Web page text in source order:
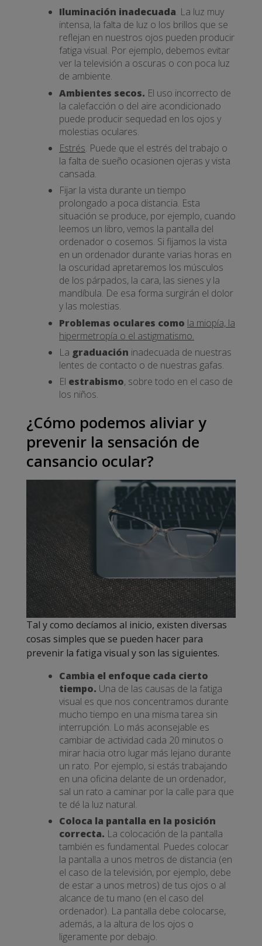
Iluminación inadecuada. La luz muy
intensa, la falta de luz o los brillos que se
reflejan en nuestros ojos pueden producir
fatiga visual. Por ejemplo, debemos evitar
ver la televisión a oscuras o con poca luz
de ambiente.
Ambientes secos. El uso incorrecto de
la calefacción o del aire acondicionado
puede producir sequedad en los ojos y
molestias oculares.
Estrés. Puede que el estrés del trabajo o
la falta de sueño ocasionen ojeras y vista
cansada.
Fijar la vista durante un tiempo
prolongado a poca distancia. Esta
situación se produce, por ejemplo, cuando
leemos un libro, vemos la pantalla del
ordenador o cosemos. Si fijamos la vista
en un ordenador durante varias horas en
la oscuridad apretaremos los músculos
de los párpados, la cara, las sienes y la
mandíbula. De esa forma surgirán el dolor
y las molestias.
Problemas oculares como la miopía, la
hipermetropía o el astigmatismo.
La graduación inadecuada de nuestras
lentes de contacto o de nuestras gafas.
El estrabismo, sobre todo en el caso de
los niños.
¿Cómo podemos aliviar y
prevenir la sensación de
cansancio ocular?
Tal y como decíamos al inicio, existen diversas
cosas simples que se pueden hacer para
prevenir la fatiga visual y son las siguientes.
Cambia el enfoque cada cierto
tiempo. Una de las causas de la fatiga
visual es que nos concentramos durante
mucho tiempo en una misma tarea sin
interrupción. Lo más aconsejable es
cambiar de actividad cada 20 minutos o
mirar hacia otro lugar más lejano durante
un rato. Por ejemplo, si estás trabajando
en una oficina delante de un ordenador,
sal un rato a caminar por la calle para que
te dé la luz natural.
Coloca la pantalla en la posición
correcta. La colocación de la pantalla
también es fundamental. Puedes colocar
la pantalla a unos metros de distancia (en
el caso de la televisión, por ejemplo, debe
de estar a unos metros) de tus ojos o al
alcance de tu mano (en el caso del
ordenador). La pantalla debe colocarse,
además, a la altura de los ojos o
ligeramente por debajo.